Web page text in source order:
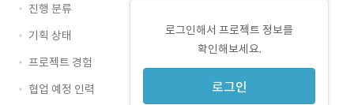
로그인해서 프로젝트 정보를
확인해보세요.
로그인
진행 분류
기획 상태
프로젝트 경험
협업 예정 인력